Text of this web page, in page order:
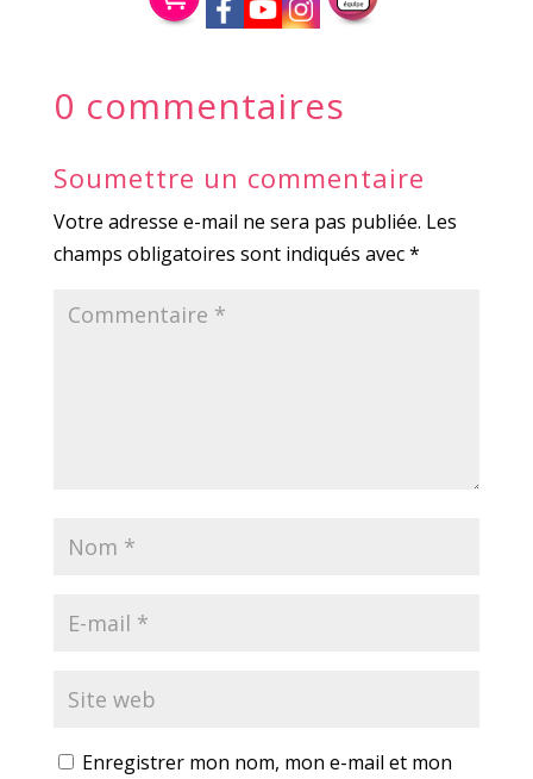
0 commentaires
Soumettre un commentaire
Votre adresse e-mail ne sera pas publiée. Les
champs obligatoires sont indiqués avec*
Enregistrer mon nom, mon e-mail et mon